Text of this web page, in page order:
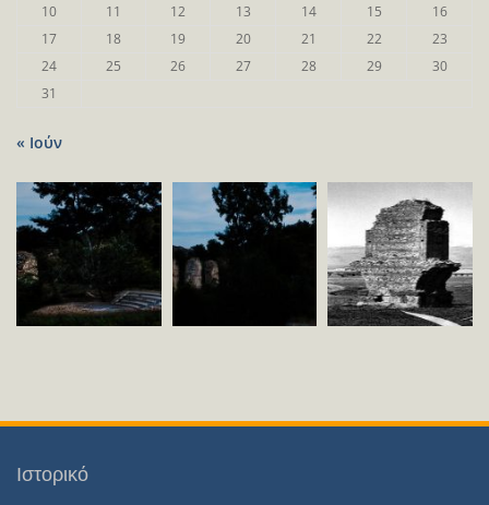
10 11 12 13 14 15
16
17
18 19 20 21 22
23
24
25 26 27 28 29
30
31
« Ιούν
Ιστορικό